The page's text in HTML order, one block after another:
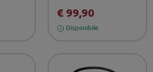
€ 99,90
Disponibile